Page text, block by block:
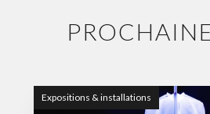
Expositions & installations